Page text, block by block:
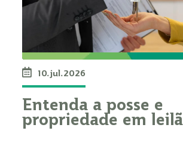
10.jul.2026
Entenda a posse e
propriedade em